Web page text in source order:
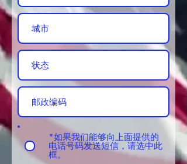
*如果我们能够向上面提供的
电话号码发送短信，请选中此
框。